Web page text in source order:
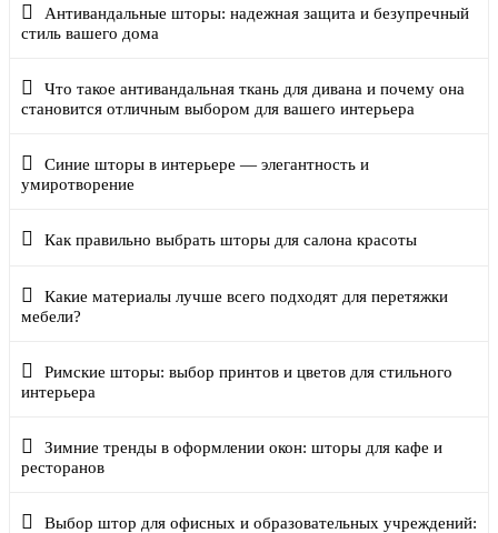
Антивандальные шторы: надежная защита и безупречный
стиль вашего дома
Что такое антивандальная ткань для дивана и почему она
становится отличным выбором для вашего интерьера
Синие шторы в интерьере — элегантность и
умиротворение
Как правильно выбрать шторы для салона красоты
Какие материалы лучше всего подходят для перетяжки
мебели?
Римские шторы: выбор принтов и цветов для стильного
интерьера
Зимние тренды в оформлении окон: шторы для кафе и
ресторанов
Выбор штор для офисных и образовательных учреждений: